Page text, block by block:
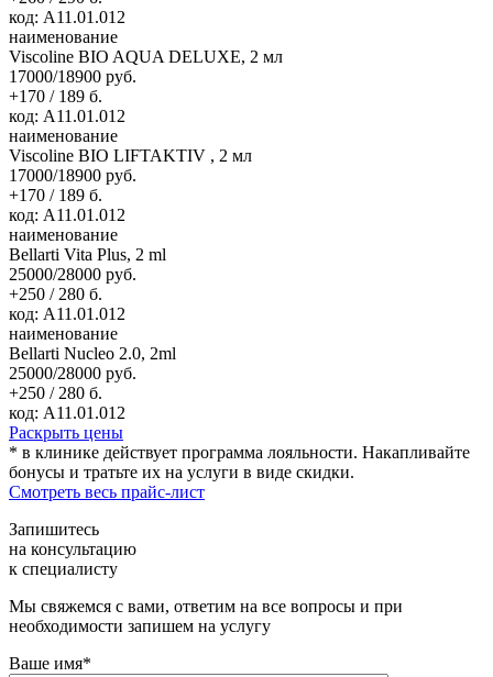
код: А11.01.012
наименование
Viscoline BIO AQUA DELUXE, 2 мл
17000/18900 руб.
+170 / 189 б.
код: А11.01.012
наименование
Viscoline BIO LIFTAKTIV , 2 мл
17000/18900 руб.
+170 / 189 б.
код: А11.01.012
наименование
Bellarti Vita Plus, 2 ml
25000/28000 руб.
+250 / 280 б.
код: А11.01.012
наименование
Bellarti Nucleo 2.0, 2ml
25000/28000 руб.
+250 / 280 б.
код: А11.01.012
Раскрыть цены
* в клинике действует программа лояльности. Накапливайте
бонусы и тратьте их на услуги в виде скидки.
Смотреть весь прайс-лист
Запишитесь
на консультацию
к специалисту
Мы свяжемся с вами, ответим на все вопросы и при
необходимости запишем на услугу
Ваше имя*